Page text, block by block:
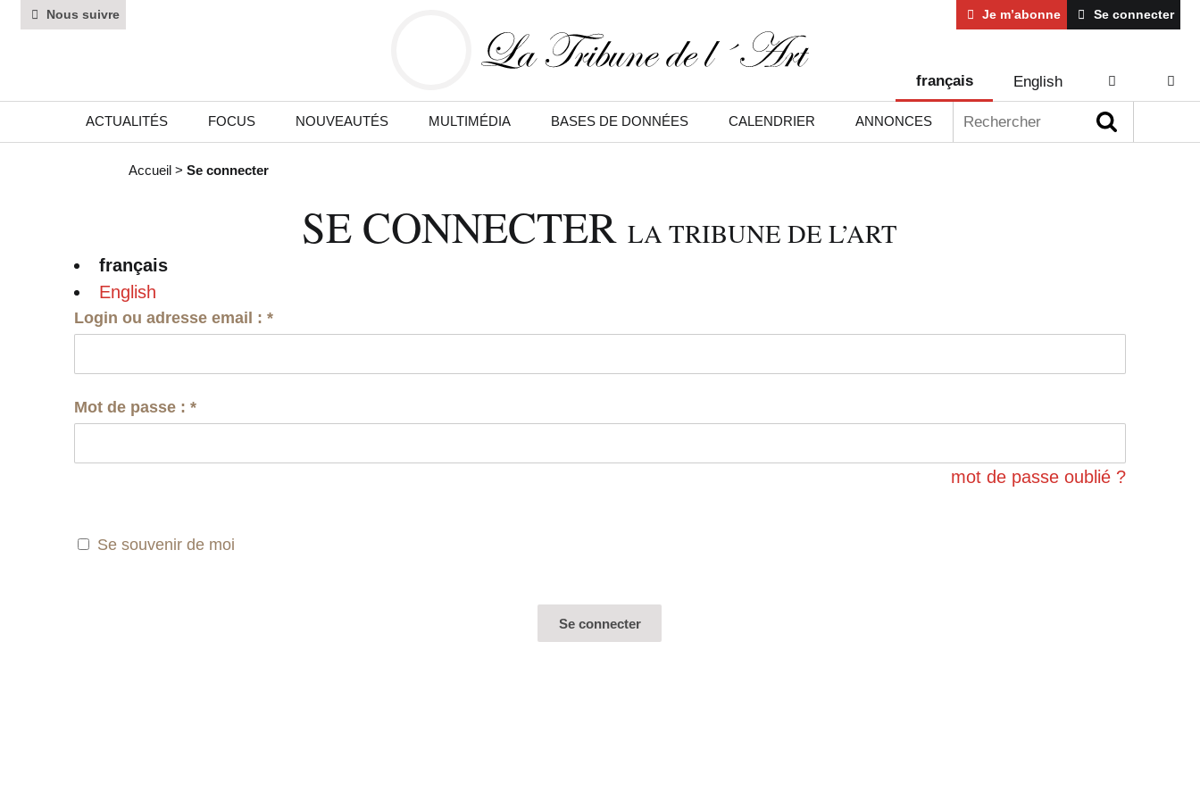
Nous suivre Je m’abonne Se connecter
ACTUALITÉS FOCUS NOUVEAUTÉS MULTIMÉDIA BASES DE DONNÉES CALENDRIER ANNONCES
français English AIDE
Accueil > Se connecter
SE CONNECTERLA TRIBUNE DE L’ART
français
English
Login ou adresse email :*
Mot de passe :*
mot de passe oublié ?
Se souvenir de moi